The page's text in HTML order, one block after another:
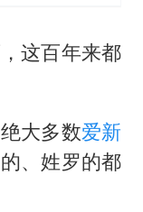
这百年来都
大多数爱新
、姓罗的都